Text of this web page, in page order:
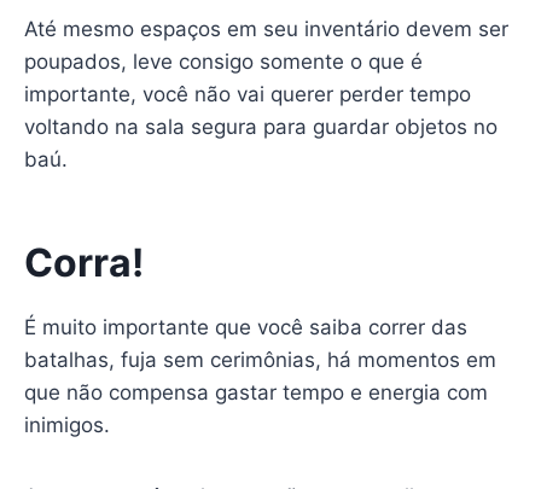
Até mesmo espaços em seu inventário devem ser
poupados, leve consigo somente o que é
importante, você não vai querer perder tempo
voltando na sala segura para guardar objetos no
baú.
Corra!
É muito importante que você saiba correr das
batalhas, fuja sem cerimônias, há momentos em
que não compensa gastar tempo e energia com
inimigos.